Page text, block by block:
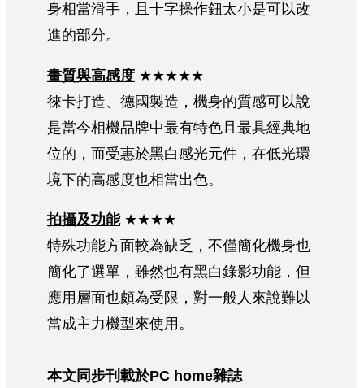
身相當滑手，且十字操作鈕太小是可以改
進的部分。
畫質與高感度 ★★★★★
徠卡打造、德國製造，機身的質感可以說
是當今相機品牌中最有特色且最具經典地
位的，而受惠於黑白感光元件，在低光環
境下的高感度也相當出色。
拍攝及功能★★★★
特殊功能方面較為缺乏，不僅簡化機身也
簡化了選單，雖然也有黑白錄影功能，但
應用層面也頗為受限，對一般人來說難以
當成主力機型來使用。
本文同步刊載於PC home雜誌